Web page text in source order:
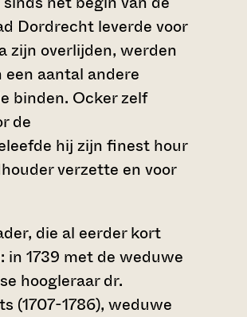
Dordrecht leverde voor
zijn overlijden, werden
aantal andere
binden. Ocker zelf
de
hij zijn finest hour
verzette en voor
die al eerder kort
1739 met de weduwe
hoogleraar dr.
(1707-1786), weduwe